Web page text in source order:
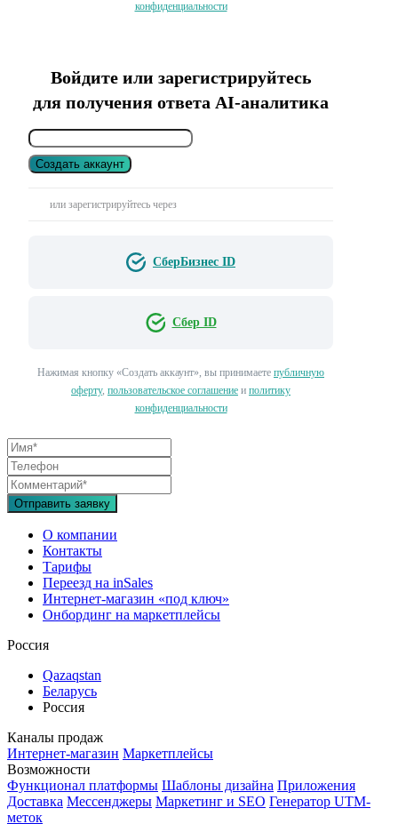
конфиденциальности
Войдите или зарегистрируйтесь
для получения ответа AI-аналитика
Создать аккаунт
или зарегистрируйтесь через
СберБизнес ID
Сбер ID
Нажимая кнопку «Создать аккаунт», вы принимаете публичную
оферту, пользовательское соглашение и политику
конфиденциальности
Отправить заявку
О компании
Контакты
Тарифы
Переезд на inSales
Интернет-магазин «под ключ»
Онбординг на маркетплейсы
Россия
Qazaqstan
Беларусь
Россия
Каналы продаж
Интернет-магазин Маркетплейсы
Возможности
Функционал платформы Шаблоны дизайна Приложения
Доставка Мессенджеры Маркетинг и SEO Генератор UTM-
меток